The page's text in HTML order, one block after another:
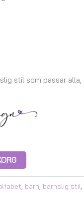
stil som passar alla,
, barn, barnslig stil,